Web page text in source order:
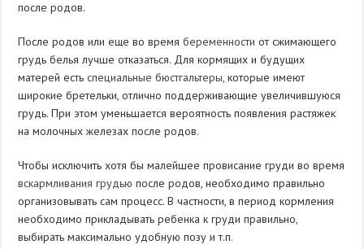
после родов.
После родов или еще во времябеременности от сжимающего
грудь белья лучше отказаться. Для кормящих и будущих
матерей естьспециальные бюстгальтеры, которые имеют
широкие бретельки, отлично поддерживающие увеличившуюся
грудь. При этом уменьшается вероятность появления растяжек
на молочных железах после родов.
Чтобы исключить хотя бы малейшее провисание груди во время
вскармливания грудью после родов, необходимо правильно
организовывать сам процесс. В частности, в период кормления
необходимо прикладывать ребенка к груди правильно,
выбирать максимально удобную позу и т.п.